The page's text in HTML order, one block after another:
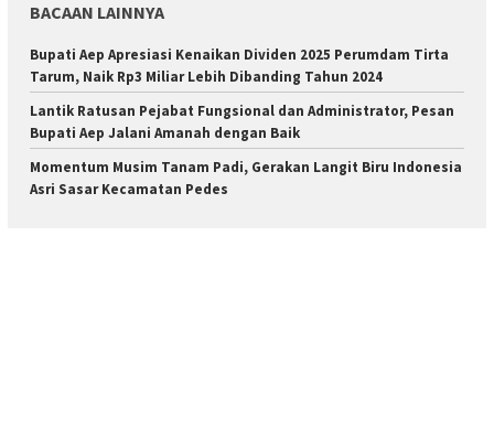
BACAAN LAINNYA
Bupati Aep Apresiasi Kenaikan Dividen 2025 Perumdam Tirta
Tarum, Naik Rp3 Miliar Lebih Dibanding Tahun 2024
Lantik Ratusan Pejabat Fungsional dan Administrator, Pesan
Bupati Aep Jalani Amanah dengan Baik
Momentum Musim Tanam Padi, Gerakan Langit Biru Indonesia
Asri Sasar Kecamatan Pedes